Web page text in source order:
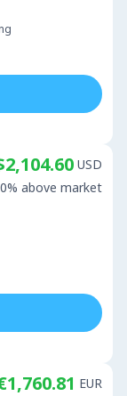
USD
above market
EUR